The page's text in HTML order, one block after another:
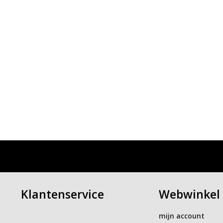
Klantenservice Webwinkel
mijn account